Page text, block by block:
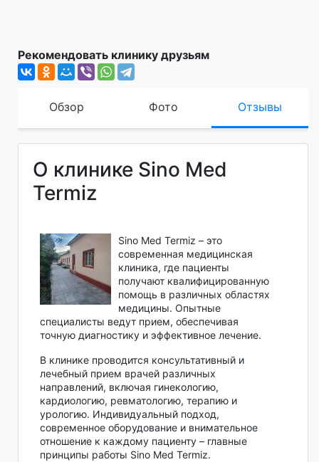
Рекомендовать клинику друзьям
Обзор Фото Отзывы
О клинике Sino Med
Termiz
Sino Med Termiz – это
современная медицинская
клиника, где пациенты
получают квалифицированную
помощь в различных областях
медицины. Опытные
специалисты ведут прием, обеспечивая
точную диагностику и эффективное лечение.
В клинике проводится консультативный и
лечебный прием врачей различных
направлений, включая гинекологию,
кардиологию, ревматологию, терапию и
урологию. Индивидуальный подход,
современное оборудование и внимательное
отношение к каждому пациенту – главные
принципы работы Sino Med Termiz.